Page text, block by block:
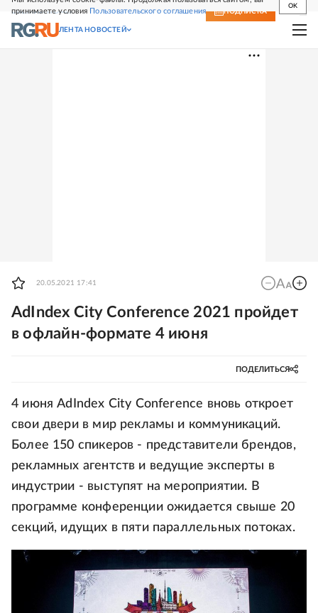
принимаете условия Пользовательского соглашения
OK
СВЕЖИЙ НОМЕР ПОДПИСКА
ЛЕНТА НОВОСТЕЙ
20.05.2021 17:41
AdIndex City Conference 2021 пройдет
в офлайн-формате 4 июня
ПОДЕЛИТЬСЯ
4 июня AdIndex City Conference вновь откроет
свои двери в мир рекламы и коммуникаций.
Более 150 спикеров - представители брендов,
рекламных агентств и ведущие эксперты в
индустрии - выступят на мероприятии. В
программе конференции ожидается свыше 20
секций, идущих в пяти параллельных потоках.